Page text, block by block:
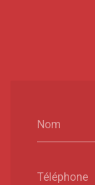
Nom
Téléphone